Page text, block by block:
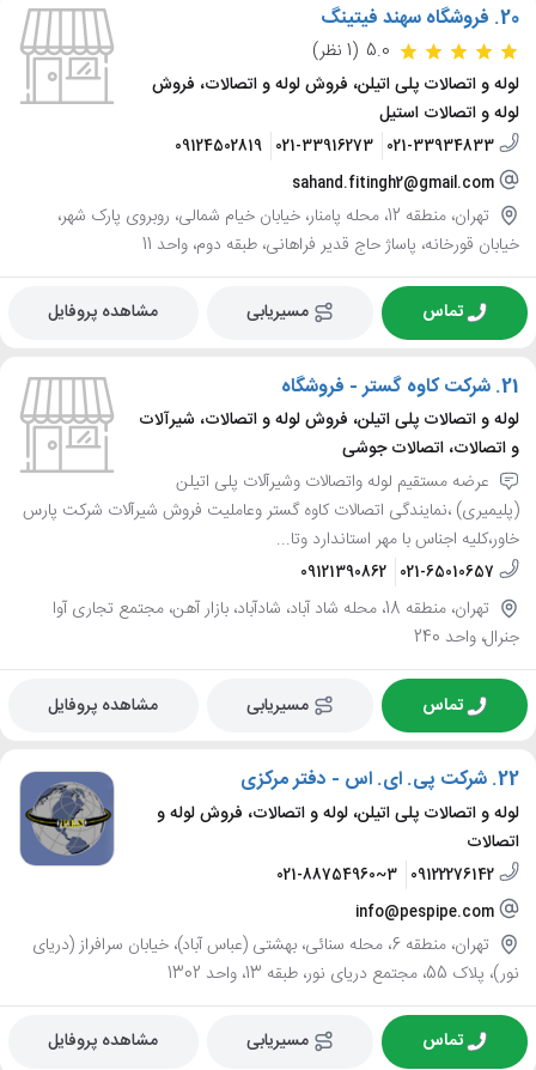
20. فروشگاه سهند فیتینگ
5.0 (1 نظر)
لوله و اتصالات پلی اتیلن، فروش لوله و اتصالات، فروش
لوله و اتصالات استیل
021-33934833
021-33916273
09124502819
sahand.fitingh2@gmail.com
تهران، منطقه 12، محله پامنار، خیابان خیام شمالی، روبروی پارک شهر،
خیابان قورخانه، پاساژ حاج قدیر فراهانی، طبقه دوم، واحد 11
تماس مسیریابی مشاهده پروفایل
21. شرکت کاوه گستر - فروشگاه
لوله و اتصالات پلی اتیلن، فروش لوله و اتصالات، شیرآلات
و اتصالات، اتصالات جوشی
عرضه مستقیم لوله واتصالات وشیرآلات پلی اتیلن
(پلیمیری) ،نمایندگی اتصالات کاوه گستر وعاملیت فروش شیرآلات شرکت پارس
خاور،کلیه اجناس با مهر استاندارد وتا...
021-65010657
09121390862
تهران، منطقه 18، محله شاد آباد، شادآباد، بازار آهن، مجتمع تجاری آوا
جنرال، واحد 240
تماس مسیریابی مشاهده پروفایل
22. شرکت پی. ای. اس - دفتر مرکزی
لوله و اتصالات پلی اتیلن، لوله و اتصالات، فروش لوله و
اتصالات
09122276142
021-88754960~3
info@pespipe.com
تهران، منطقه 6، محله سنائی، بهشتی (عباس آباد)، خیابان سرافراز (دریای
نور)، پلاک 55، مجتمع دریای نور، طبقه 13، واحد 1302
تماس مسیریابی مشاهده پروفایل